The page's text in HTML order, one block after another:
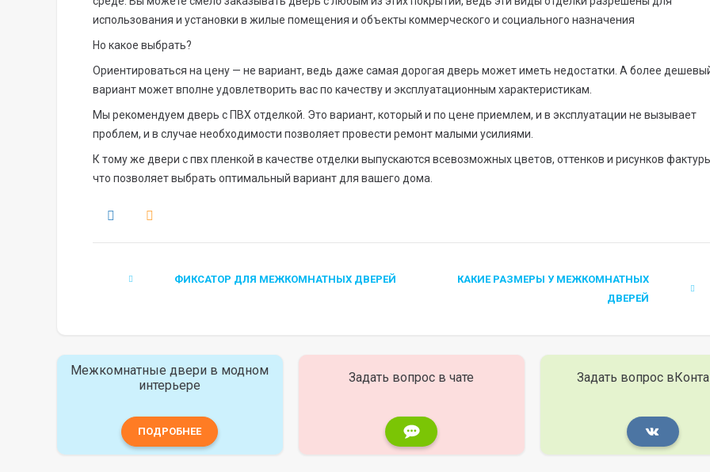
использования и установки в жилые помещения и объекты коммерческого и социального назначения
Но какое выбрать?
Ориентироваться на цену — не вариант, ведь даже самая дорогая дверь может иметь недостатки. А более
вариант может вполне удовлетворить вас по качеству и эксплуатационным характеристикам.
Мы рекомендуем дверь с ПВХ отделкой. Это вариант, который и по цене приемлем, и в эксплуатации не вызывает
проблем, и в случае необходимости позволяет провести ремонт малыми усилиями.
К тому же двери с пвх пленкой в качестве отделки выпускаются всевозможных цветов, оттенков и рисунков
что позволяет выбрать оптимальный вариант для вашего дома.
ФИКСАТОР ДЛЯ МЕЖКОМНАТНЫХ ДВЕРЕЙ
КАКИЕ РАЗМЕРЫ У МЕЖКОМНАТНЫХ
ДВЕРЕЙ
Межкомнатные двери в модном
интерьере
ПОДРОБНЕЕ
Задать вопрос в чате Задать вопрос